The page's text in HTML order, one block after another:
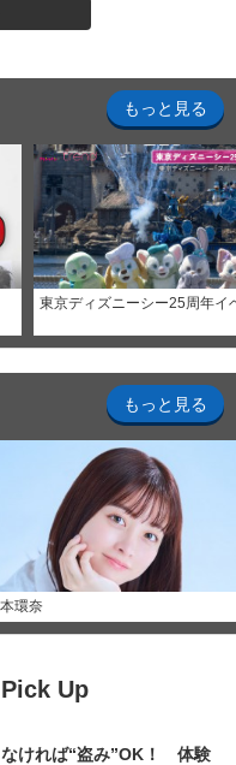
もっと見る
東京ディズニーシー25周年イ
もっと見る
環奈
Up
なければ“盗み”OK！ 体験